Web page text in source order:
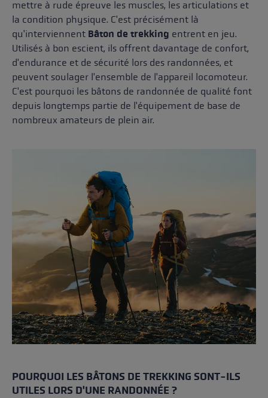
mettre à rude épreuve les muscles, les articulations et
la condition physique. C'est précisément là
qu'interviennent Bâton de trekking entrent en jeu.
Utilisés à bon escient, ils offrent davantage de confort,
d'endurance et de sécurité lors des randonnées, et
peuvent soulager l'ensemble de l'appareil locomoteur.
C'est pourquoi les bâtons de randonnée de qualité font
depuis longtemps partie de l'équipement de base de
nombreux amateurs de plein air.
POURQUOI LES BÂTONS DE TREKKING SONT-ILS
UTILES LORS D'UNE RANDONNÉE ?